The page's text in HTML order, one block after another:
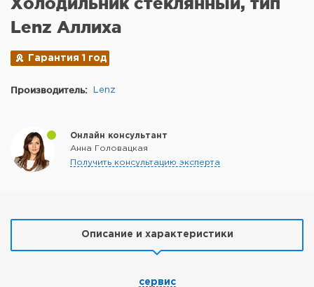
Lenz Аллиха
Гарантия 1 год
Производитель: Lenz
Онлайн консультант
Анна Головацкая
Получить консультацию эксперта
Описание и характеристики
сервис